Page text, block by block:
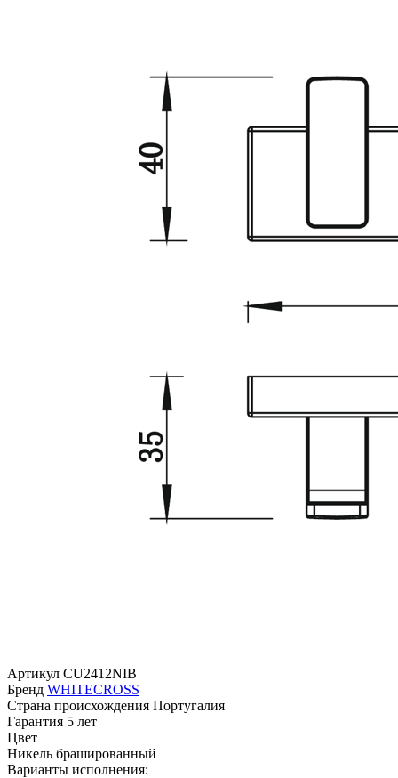
Артикул CU2412NIB
Бренд WHITECROSS
Страна происхождения Португалия
Гарантия 5 лет
Цвет
Никель брашированный
Варианты исполнения: